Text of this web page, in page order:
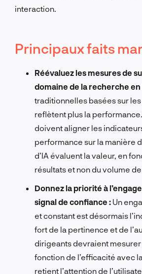
interaction.
Principaux faits
Réévaluez les mesures de
domaine de la recherche en
traditionnelles basées sur
reflètent plus la
doivent aligner les
performance sur la manière
d’IA évaluent la valeur, en
résultats et non du volume de
Donnez la priorité à
signal de confiance : Un
et constant est désormais
fort de la pertinence et de
dirigeants devraient
fonction de l’efficacité avec
retient l’attention de